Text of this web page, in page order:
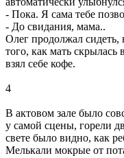
- Пока. Я сама тебе
- До свидания, мама..
Олег продолжал сидеть,
того, как мать скрылась
взял себе кофе.
4
В актовом зале было
у самой сцены, горели
свете было видно, как
Мелькали мокрые от